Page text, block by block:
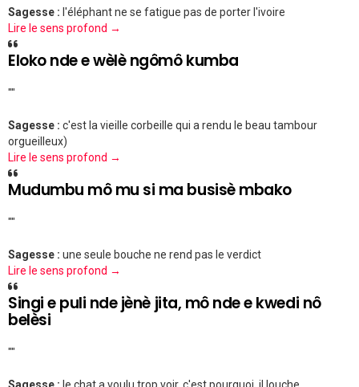
Sagesse : l'éléphant ne se fatigue pas de porter l'ivoire
Lire le sens profond →
Eloko nde e wèlè ngômô kumba
""
Sagesse : c'est la vieille corbeille qui a rendu le beau tambour
orgueilleux)
Lire le sens profond →
Mudumbu mô mu si ma busisè mbako
""
Sagesse : une seule bouche ne rend pas le verdict
Lire le sens profond →
Singi e puli nde jènè jita, mô nde e kwedi nô
belèsi
""
Sagesse : le chat a voulu trop voir, c'est pourquoi, il louche